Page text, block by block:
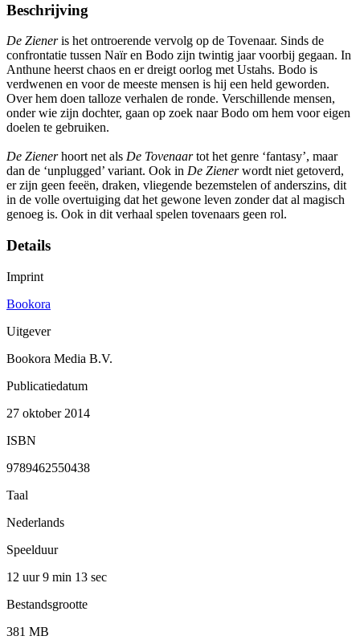
Beschrijving
De Zieneris het ontroerende vervolg op de Tovenaar. Sinds de
confrontatie tussen Naïr en Bodo zijn twintig jaar voorbij gegaan. In
Anthune heerst chaos en er dreigt oorlog met Ustahs. Bodo is
verdwenen en voor de meeste mensen is hij een held geworden.
Over hem doen talloze verhalen de ronde. Verschillende mensen,
onder wie zijn dochter, gaan op zoek naar Bodo om hem voor eigen
doelen te gebruiken.
De Zienerhoort net als De Tovenaartot het genre ‘fantasy’, maar
dan de ‘unplugged’ variant. Ook in De Zienerwordt niet getoverd,
er zijn geen feeën, draken, vliegende bezemstelen of anderszins, dit
in de volle overtuiging dat het gewone leven zonder dat al magisch
genoeg is. Ook in dit verhaal spelen tovenaars geen rol.
Details
Imprint
Bookora
Uitgever
Bookora Media B.V.
Publicatiedatum
27 oktober 2014
ISBN
9789462550438
Taal
Nederlands
Speelduur
12 uur 9 min 13 sec
Bestandsgrootte
381 MB